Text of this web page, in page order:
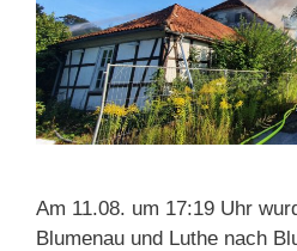
Am 11.08. um 17:19 Uhr
Blumenau und Luthe nach